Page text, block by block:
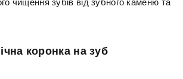
чищення зубів від зубного каменю та
коронка на зуб